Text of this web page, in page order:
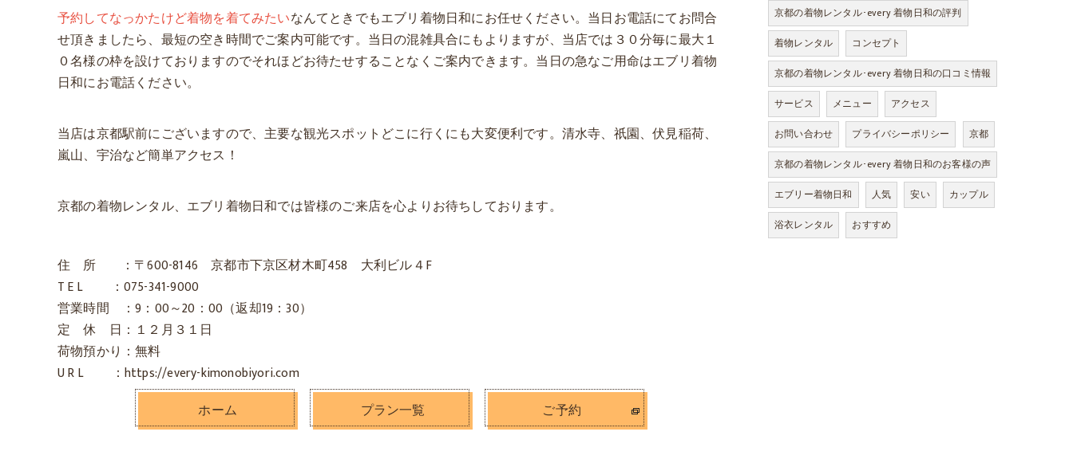
予約してなっかたけど着物を着てみたいなんてときでもエブリ着物日和にお任せください。当日お電話にてお問合
せ頂きましたら、最短の空き時間でご案内可能です。当日の混雑具合にもよりますが、当店では３０分毎に最大１
０名様の枠を設けておりますのでそれほどお待たせすることなくご案内できます。当日の急なご用命はエブリ着物
日和にお電話ください。
当店は京都駅前にございますので、主要な観光スポットどこに行くにも大変便利です。清水寺、祇園、伏見稲荷、
嵐山、宇治など簡単アクセス！
京都の着物レンタル、エブリ着物日和では皆様のご来店を心よりお待ちしております。
住 所 ：〒600-8146 京都市下京区材木町458 大利ビル４F
T E L ：075-341-9000
営業時間 ：9：00～20：00（返却19：30）
定 休 日：１２月３１日
荷物預かり：無料
U R L ：https://every-kimonobiyori.com
ホーム
プラン一覧 ご予約
京都の着物レンタル･every 着物日和の評判
着物レンタル
コンセプト
京都の着物レンタル･every 着物日和の口コミ情報
サービス
メニュー
アクセス
お問い合わせ
プライバシーポリシー
京都
京都の着物レンタル･every 着物日和のお客様の声
エブリー着物日和
人気 安い
カップル
浴衣レンタル
おすすめ